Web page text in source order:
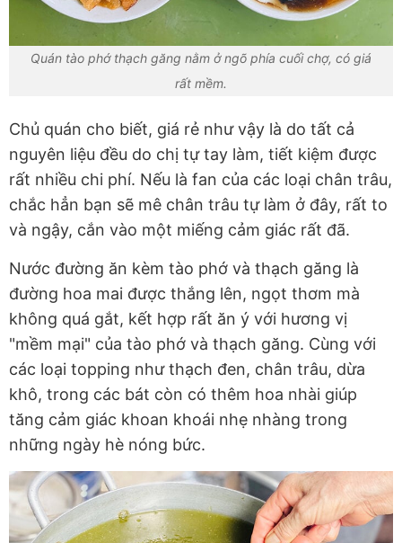
Quán tào phớ thạch găng nằm ở ngõ phía cuối chợ, có giá
rất mềm.
Chủ quán cho biết, giá rẻ như vậy là do tất cả
nguyên liệu đều do chị tự tay làm, tiết kiệm được
rất nhiều chi phí. Nếu là fan của các loại chân trâu,
chắc hẳn bạn sẽ mê chân trâu tự làm ở đây, rất to
và ngậy, cắn vào một miếng cảm giác rất đã.
Nước đường ăn kèm tào phớ và thạch găng là
đường hoa mai được thắng lên, ngọt thơm mà
không quá gắt, kết hợp rất ăn ý với hương vị
"mềm mại" của tào phớ và thạch găng. Cùng với
các loại topping như thạch đen, chân trâu, dừa
khô, trong các bát còn có thêm hoa nhài giúp
tăng cảm giác khoan khoái nhẹ nhàng trong
những ngày hè nóng bức.